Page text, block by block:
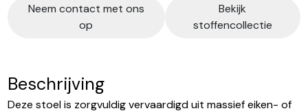
Neem contact met ons
op
Bekijk
stoffencollectie
Beschrijving
Deze stoel is zorgvuldig vervaardigd uit massief eiken- of